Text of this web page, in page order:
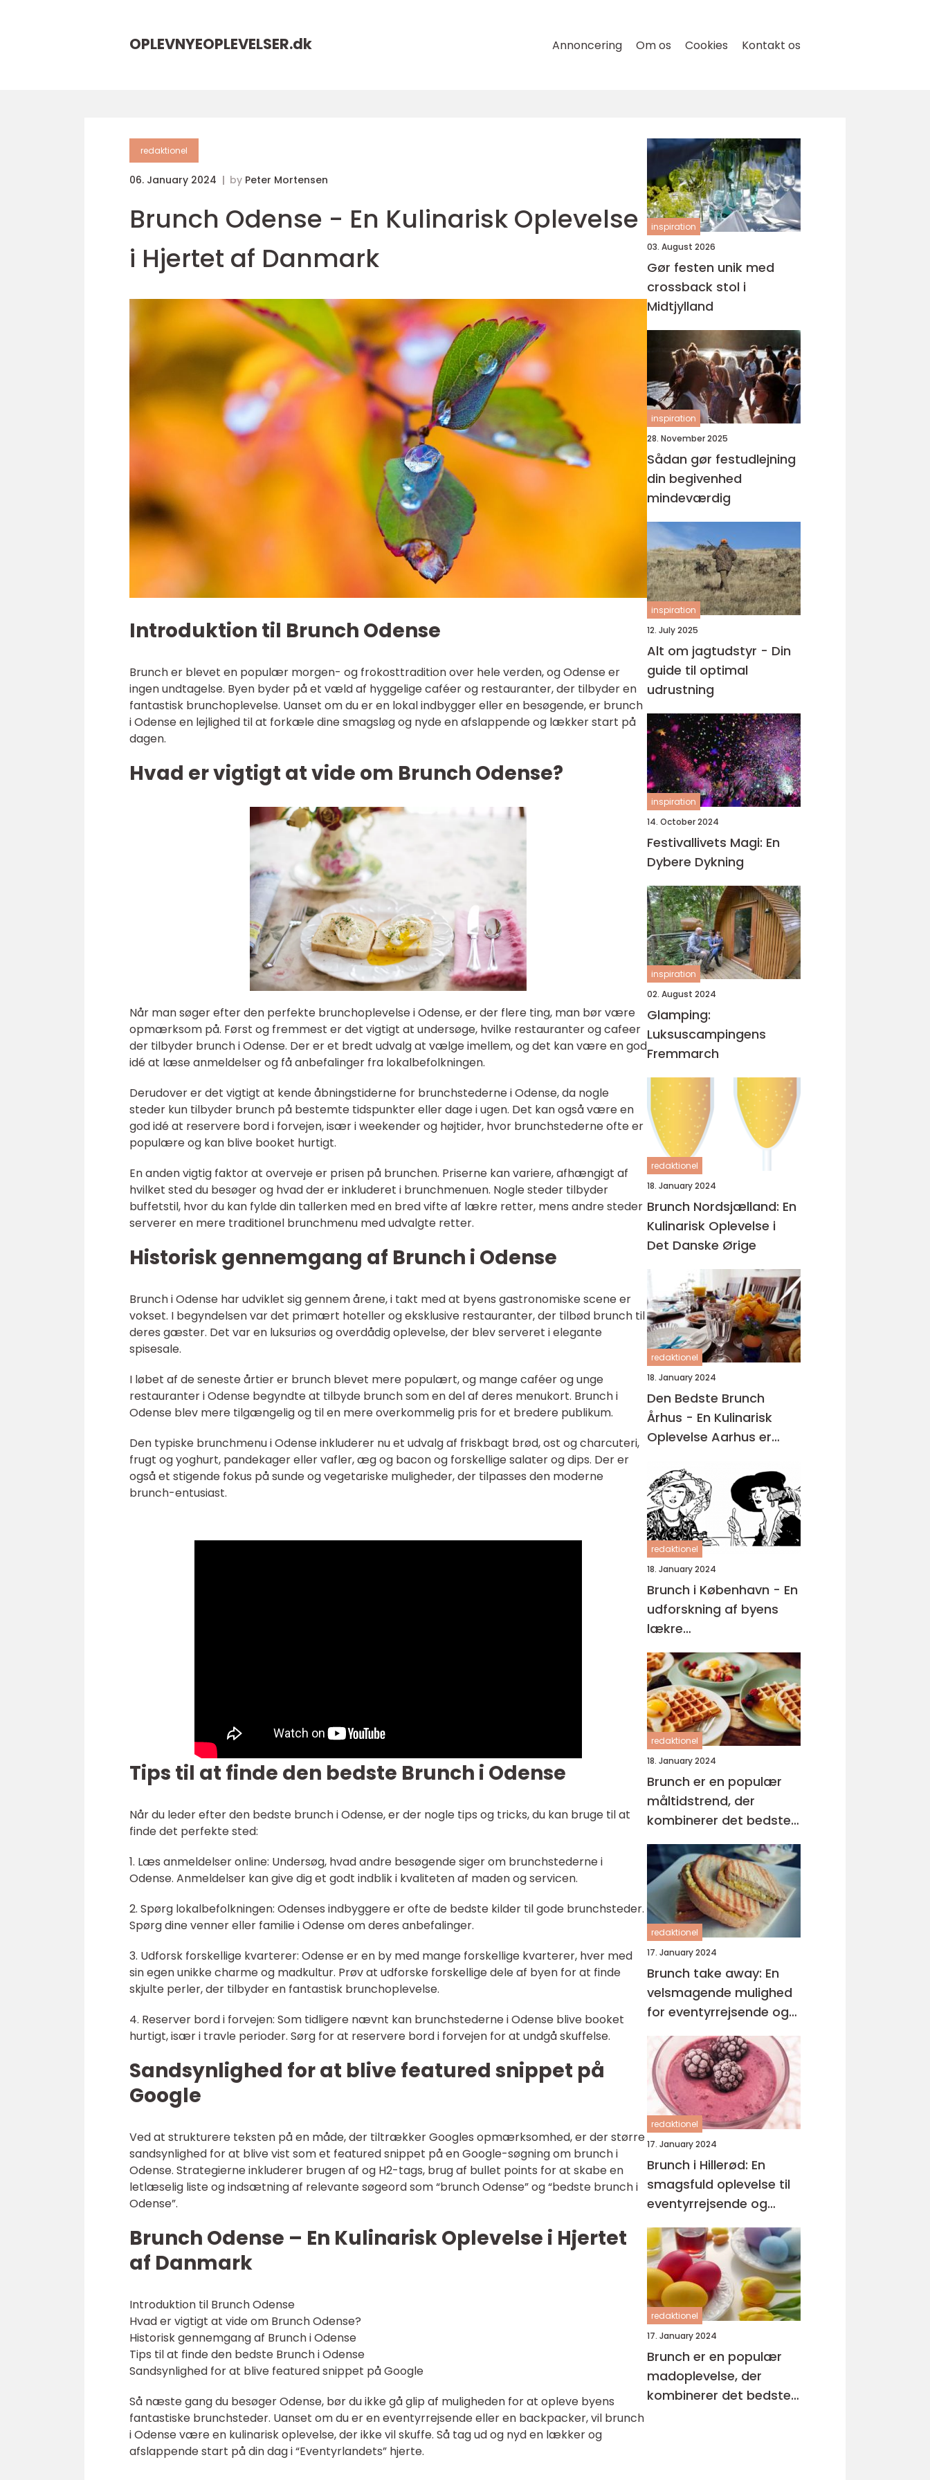
OPLEVNYEOPLEVELSER.dk Annoncering Om os Cookies Kontakt os
redaktionel
06. January 2024 by Peter Mortensen
Brunch Odense - En Kulinarisk Oplevelse
i Hjertet af Danmark
Introduktion til Brunch Odense
Brunch er blevet en populær morgen- og frokosttradition over hele verden, og Odense er
ingen undtagelse. Byen byder på et væld af hyggelige caféer og restauranter, der tilbyder en
fantastisk brunchoplevelse. Uanset om du er en lokal indbygger eller en besøgende, er brunch
i Odense en lejlighed til at forkæle dine smagsløg og nyde en afslappende og lækker start på
dagen.
Hvad er vigtigt at vide om Brunch Odense?
Når man søger efter den perfekte brunchoplevelse i Odense, er der flere ting, man bør være
opmærksom på. Først og fremmest er det vigtigt at undersøge, hvilke restauranter og cafeer
der tilbyder brunch i Odense. Der er et bredt udvalg at vælge imellem, og det kan være en god
idé at læse anmeldelser og få anbefalinger fra lokalbefolkningen.
Derudover er det vigtigt at kende åbningstiderne for brunchstederne i Odense, da nogle
steder kun tilbyder brunch på bestemte tidspunkter eller dage i ugen. Det kan også være en
god idé at reservere bord i forvejen, især i weekender og højtider, hvor brunchstederne ofte er
populære og kan blive booket hurtigt.
En anden vigtig faktor at overveje er prisen på brunchen. Priserne kan variere, afhængigt af
hvilket sted du besøger og hvad der er inkluderet i brunchmenuen. Nogle steder tilbyder
buffetstil, hvor du kan fylde din tallerken med en bred vifte af lækre retter, mens andre steder
serverer en mere traditionel brunchmenu med udvalgte retter.
Historisk gennemgang af Brunch i Odense
Brunch i Odense har udviklet sig gennem årene, i takt med at byens gastronomiske scene er
vokset. I begyndelsen var det primært hoteller og eksklusive restauranter, der tilbød brunch til
deres gæster. Det var en luksuriøs og overdådig oplevelse, der blev serveret i elegante
spisesale.
I løbet af de seneste årtier er brunch blevet mere populært, og mange caféer og unge
restauranter i Odense begyndte at tilbyde brunch som en del af deres menukort. Brunch i
Odense blev mere tilgængelig og til en mere overkommelig pris for et bredere publikum.
Den typiske brunchmenu i Odense inkluderer nu et udvalg af friskbagt brød, ost og charcuteri,
frugt og yoghurt, pandekager eller vafler, æg og bacon og forskellige salater og dips. Der er
også et stigende fokus på sunde og vegetariske muligheder, der tilpasses den moderne
brunch-entusiast.
Tips til at finde den bedste Brunch i Odense
Når du leder efter den bedste brunch i Odense, er der nogle tips og tricks, du kan bruge til at
finde det perfekte sted:
1. Læs anmeldelser online: Undersøg, hvad andre besøgende siger om brunchstederne i
Odense. Anmeldelser kan give dig et godt indblik i kvaliteten af maden og servicen.
2. Spørg lokalbefolkningen: Odenses indbyggere er ofte de bedste kilder til gode brunchsteder.
Spørg dine venner eller familie i Odense om deres anbefalinger.
3. Udforsk forskellige kvarterer: Odense er en by med mange forskellige kvarterer, hver med
sin egen unikke charme og madkultur. Prøv at udforske forskellige dele af byen for at finde
skjulte perler, der tilbyder en fantastisk brunchoplevelse.
4. Reserver bord i forvejen: Som tidligere nævnt kan brunchstederne i Odense blive booket
hurtigt, især i travle perioder. Sørg for at reservere bord i forvejen for at undgå skuffelse.
Sandsynlighed for at blive featured snippet på
Google
Ved at strukturere teksten på en måde, der tiltrækker Googles opmærksomhed, er der større
sandsynlighed for at blive vist som et featured snippet på en Google-søgning om brunch i
Odense. Strategierne inkluderer brugen af og H2-tags, brug af bullet points for at skabe en
letlæselig liste og indsætning af relevante søgeord som “brunch Odense” og “bedste brunch i
Odense”.
Brunch Odense – En Kulinarisk Oplevelse i Hjertet
af Danmark
Introduktion til Brunch Odense
Hvad er vigtigt at vide om Brunch Odense?
Historisk gennemgang af Brunch i Odense
Tips til at finde den bedste Brunch i Odense
Sandsynlighed for at blive featured snippet på Google
Så næste gang du besøger Odense, bør du ikke gå glip af muligheden for at opleve byens
fantastiske brunchsteder. Uanset om du er en eventyrrejsende eller en backpacker, vil brunch
i Odense være en kulinarisk oplevelse, der ikke vil skuffe. Så tag ud og nyd en lækker og
afslappende start på din dag i “Eventyrlandets” hjerte.
inspiration
03. August 2026
Gør festen unik med
crossback stol i
Midtjylland
inspiration
28. November 2025
Sådan gør festudlejning
din begivenhed
mindeværdig
inspiration
12. July 2025
Alt om jagtudstyr - Din
guide til optimal
udrustning
inspiration
14. October 2024
Festivallivets Magi: En
Dybere Dykning
inspiration
02. August 2024
Glamping:
Luksuscampingens
Fremmarch
redaktionel
18. January 2024
Brunch Nordsjælland: En
Kulinarisk Oplevelse i
Det Danske Ørige
redaktionel
18. January 2024
Den Bedste Brunch
Århus - En Kulinarisk
Oplevelse Aarhus er
hvor der findes en bred
vifte af restauranter,
caféer og spisesteder
redaktionel
18. January 2024
Brunch i København - En
udforskning af byens
lækre
morgenmadsoplevelser
redaktionel
18. January 2024
Brunch er en populær
måltidstrend, der
kombinerer det bedste
fra morgenmad og
frokost
redaktionel
17. January 2024
Brunch take away: En
velsmagende mulighed
for eventyrrejsende og
backpackere
redaktionel
17. January 2024
Brunch i Hillerød: En
smagsfuld oplevelse til
eventyrrejsende og
backpackere
redaktionel
17. January 2024
Brunch er en populær
madoplevelse, der
kombinerer det bedste